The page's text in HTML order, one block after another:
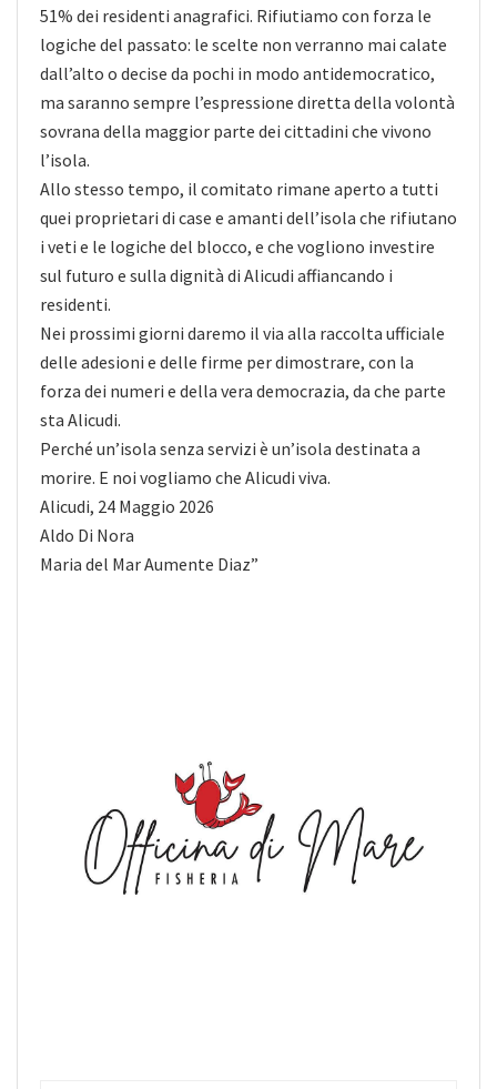
51% dei residenti anagrafici. Rifiutiamo con forza le
logiche del passato: le scelte non verranno mai calate
dall’alto o decise da pochi in modo antidemocratico,
ma saranno sempre l’espressione diretta della volontà
sovrana della maggior parte dei cittadini che vivono
l’isola.
Allo stesso tempo, il comitato rimane aperto a tutti
quei proprietari di case e amanti dell’isola che rifiutano
i veti e le logiche del blocco, e che vogliono investire
sul futuro e sulla dignità di Alicudi affiancando i
residenti.
Nei prossimi giorni daremo il via alla raccolta ufficiale
delle adesioni e delle firme per dimostrare, con la
forza dei numeri e della vera democrazia, da che parte
sta Alicudi.
Perché un’isola senza servizi è un’isola destinata a
morire. E noi vogliamo che Alicudi viva.
Alicudi, 24 Maggio 2026
Aldo Di Nora
Maria del Mar Aumente Diaz”